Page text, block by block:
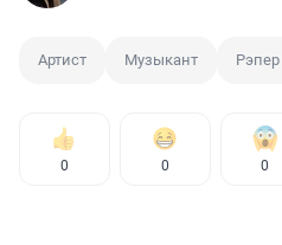
Артист Музыкант Рэпер
0 0 0